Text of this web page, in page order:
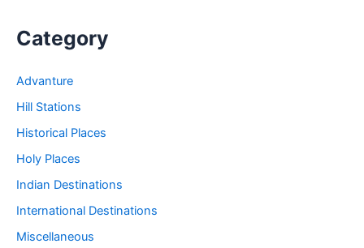
Category
Advanture
Hill Stations
Historical Places
Holy Places
Indian Destinations
International Destinations
Miscellaneous